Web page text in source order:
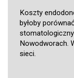
Koszty
byłoby
Nowodworach.
sieci.